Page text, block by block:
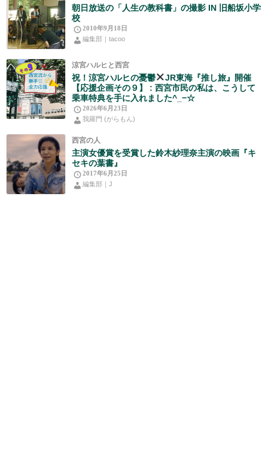
朝日放送の「人生の教科書」の撮影 IN 旧船坂小学
校
2010年9月18日
編集部｜tacoo
涼宮ハルヒと西宮
祝！涼宮ハルヒの憂鬱
JR東海『推し旅』開催
【応援企画その９】 : 西宮市民の私は、こうして
乗車特典を手に入れました^_−☆
2026年6月23日
我羅門 (がらもん)
西宮の人
主演女優賞を受賞した鈴木紗理奈主演の映画『キ
セキの葉書』
2017年6月25日
編集部｜J